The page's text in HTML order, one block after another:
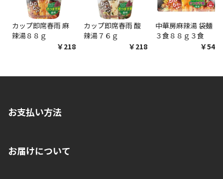
カップ即席春雨 麻
辣湯８８ｇ
￥218
カップ即席春雨 酸
辣湯７６ｇ
￥218
中華房麻辣湯 袋麺
３食８８ｇ３食
￥548
お支払い方法
いいただくことはできません。ご了承ください。
お届けについて